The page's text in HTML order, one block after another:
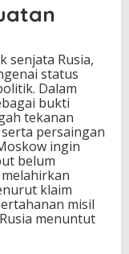
senjata Rusia,
status
Dalam
bukti
tekanan
persaingan
ingin
belum
klaim
misil
menuntut